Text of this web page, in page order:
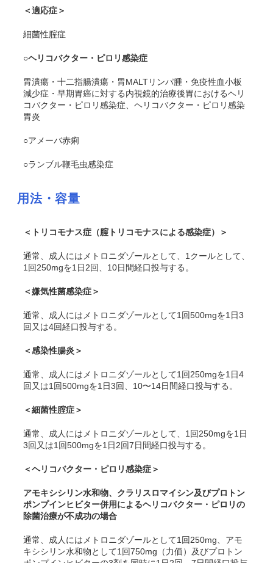
＜適応症＞
細菌性腟症
○ヘリコバクター・ピロリ感染症
胃潰瘍・十二指腸潰瘍・胃MALTリンパ腫・ 免疫性血小板
減少症 ・早期胃癌に対する内視鏡的治療後胃におけるヘリ
コバクター・ピロリ感染症、ヘリコバクター・ピロリ感染
胃炎
○アメーバ赤痢
○ランブル鞭毛虫感染症
用法・容量
＜トリコモナス症（腟トリコモナスによる感染症）＞
通常、成人にはメトロニダゾールとして、1クールとして、
1回250mgを1日2回、10日間経口投与する。
＜嫌気性菌感染症＞
通常、成人にはメトロニダゾールとして1回500mgを1日3
回又は4回経口投与する。
＜感染性腸炎＞
通常、成人にはメトロニダゾールとして1回250mgを1日4
回又は1回500mgを1日3回、10〜14日間経口投与する。
＜細菌性腟症＞
通常、成人にはメトロニダゾールとして、1回250mgを1日
3回又は1回500mgを1日2回7日間経口投与する。
＜ヘリコバクター・ピロリ感染症＞
アモキシシリン水和物、クラリスロマイシン及びプロトン
ポンプインヒビター併用によるヘリコバクター・ピロリの
除菌治療が不成功の場合
通常、成人にはメトロニダゾールとして1回250mg、アモ
キシシリン水和物として1回750mg（力価）及びプロトン